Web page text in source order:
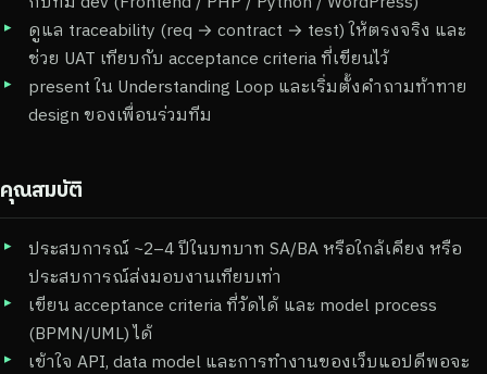
ดูแล traceability (req → contract → test) ให้ตรงจริง และ
ช่วย UAT เทียบกับ acceptance criteria ที่เขียนไว้
present ใน Understanding Loop และเริ่มตั้งคำถามท้าทาย
design ของเพื่อนร่วมทีม
คุณสมบัติ
ประสบการณ์ ~2–4 ปีในบทบาท SA/BA หรือใกล้เคียง หรือ
ประสบการณ์ส่งมอบงานเทียบเท่า
เขียน acceptance criteria ที่วัดได้ และ model process
(BPMN/UML) ได้
เข้าใจ API, data model และการทำงานของเว็บแอปดีพอจะ